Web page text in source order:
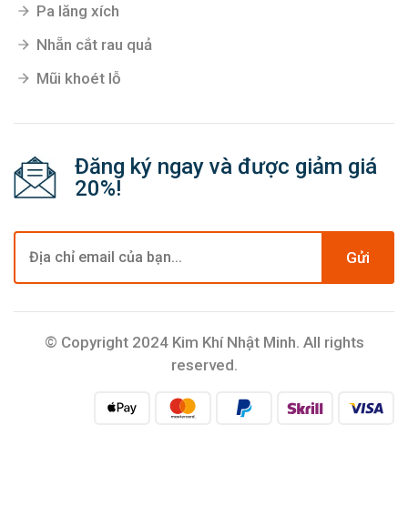
Pa lăng xích
Nhẵn cắt rau quả
Mũi khoét lỗ
Đăng ký ngay và được giảm giá
20%!
Gửi
© Copyright 2024 Kim Khí Nhật Minh. All rights
reserved.